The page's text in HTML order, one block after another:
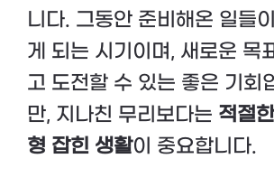
니다. 그동안 준비해온 일들
게 되는 시기이며, 새로운 목
고 도전할 수 있는 좋은 기회
만, 지나친 무리보다는 적절
형 잡힌 생활이 중요합니다.